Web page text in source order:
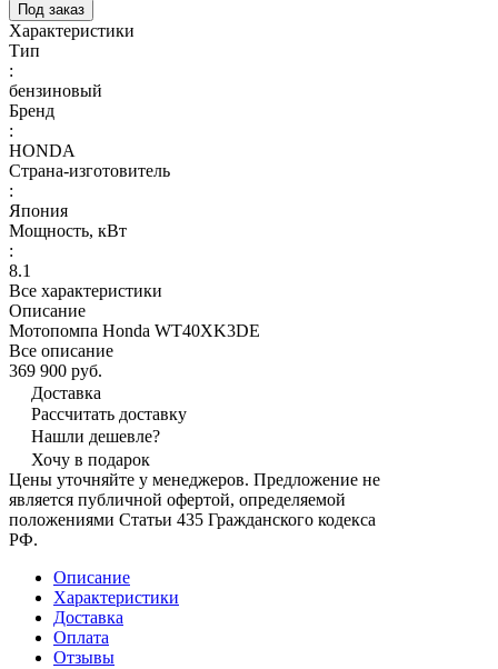
Под заказ
Характеристики
Тип
:
бензиновый
Бренд
:
HONDA
Страна-изготовитель
:
Япония
Мощность, кВт
:
8.1
Все характеристики
Описание
Мотопомпа Honda WT40XK3DE
Все описание
369 900 руб.
Доставка
Рассчитать доставку
Нашли дешевле?
Хочу в подарок
Цены уточняйте у менеджеров. Предложение не
является публичной офертой, определяемой
положениями Статьи 435 Гражданского кодекса
РФ.
Описание
Характеристики
Доставка
Оплата
Отзывы